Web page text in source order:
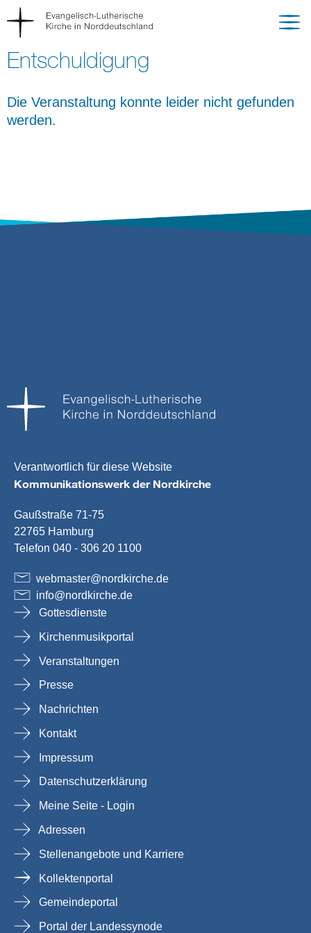
Entschuldigung
Die Veranstaltung konnte leider nicht gefunden
werden.
Verantwortlich für diese Website
Kommunikationswerk der Nordkirche
Gaußstraße 71-75
22765 Hamburg
Telefon 040 - 306 20 1100
webmaster@nordkirche.de
info@nordkirche.de
Gottesdienste
Kirchenmusikportal
Veranstaltungen
Presse
Nachrichten
Kontakt
Impressum
Datenschutzerklärung
Meine Seite - Login
Adressen
Stellenangebote und Karriere
Kollektenportal
Gemeindeportal
Portal der Landessynode